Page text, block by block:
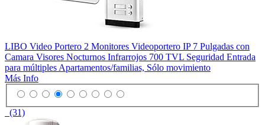
LIBO Video Portero 2 Monitores Videoportero IP 7 Pulgadas con
Camara Visores Nocturnos Infrarrojos 700 TVL Seguridad Entrada
para múltiples Apartamentos/familias, Sólo movimiento
Más Info
(31)